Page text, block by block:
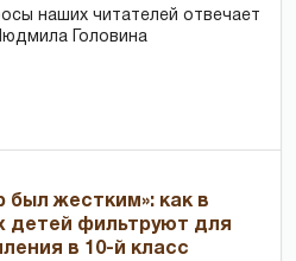
наших читателей отвечает
Головина
был жестким»: как в
детей фильтруют для
в 10-й класс